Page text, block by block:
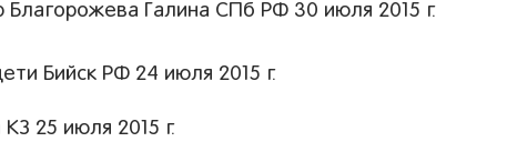
Галина СПб РФ 30 июля 2015 г.
Бийск РФ 24 июля 2015 г.
25 июля 2015 г.